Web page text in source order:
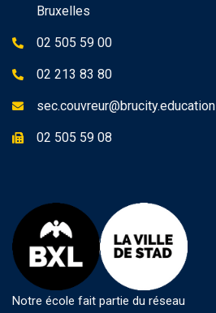
Bruxelles
02 505 59 00
02 213 83 80
sec.couvreur@brucity.education
02 505 59 08
Notre école fait partie du réseau